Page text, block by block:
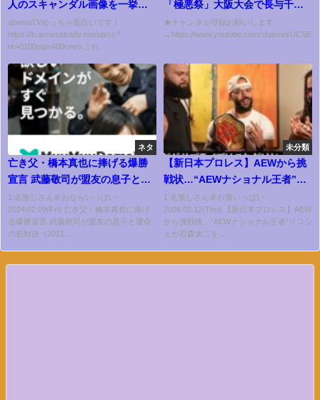
人のスキャンダル画像を一挙大
公開してみた。
abemaTVめっちゃ面白いです！
https://h.accesstrade.net/sp/cc?
rk=0100nqm400cnvo これ...
「極悪祭」大阪大会で長与千種
と！？
★チャンネル登録お願いします
→https://www.youtube.com/channel/
ネタ
亡き父・橋本真也に捧げる爆勝
宣言 武藤敬司が盟友の息子と運
命の初対決《2011/3/21》全日本
プロレス バトルライブラリー
#174
1:名無しさん＠おならいっぱい
2024.02.09(Fri) 亡き父・橋本真也に捧げ
る爆勝宣言 武藤敬司が盟友の息子と運命
の初対決《2011...
未分類
【新日本プロレス】AEWから挑
戦状…“AEWナショナル王者”リ
コシェが石森太二を対戦相手に
指名！さらにゲイツ・オブ・ア
ゴニーがIWGPタッグ王座を強奪
1:名無しさん＠お腹いっぱい
2026.02.12(Thu) 【新日本プロレス】AEW
から挑戦状…“AEWナショナル王者”リコシ
ェが石森太二を...